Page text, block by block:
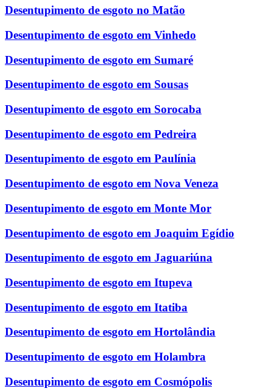
Desentupimento de esgoto no Matão
Desentupimento de esgoto em Vinhedo
Desentupimento de esgoto em Sumaré
Desentupimento de esgoto em Sousas
Desentupimento de esgoto em Sorocaba
Desentupimento de esgoto em Pedreira
Desentupimento de esgoto em Paulínia
Desentupimento de esgoto em Nova Veneza
Desentupimento de esgoto em Monte Mor
Desentupimento de esgoto em Joaquim Egídio
Desentupimento de esgoto em Jaguariúna
Desentupimento de esgoto em Itupeva
Desentupimento de esgoto em Itatiba
Desentupimento de esgoto em Hortolândia
Desentupimento de esgoto em Holambra
Desentupimento de esgoto em Cosmópolis